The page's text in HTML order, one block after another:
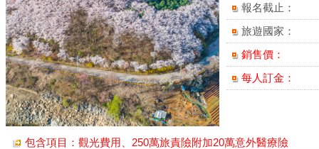
報名截止：
旅遊國家：
銷售價：
每人訂金：
包含項目：觀光費用、250萬旅責險附加20萬意外醫療險